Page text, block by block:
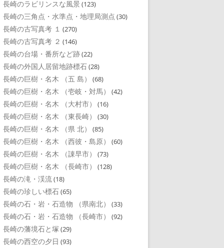
長崎のラビリンスな風景 (123)
長崎の三角点・水準点・地理局測点 (30)
長崎の古写真考 １ (270)
長崎の古写真考 ２ (146)
長崎の台場・番所など跡(22)
長崎の外国人居留地跡標石(28)
長崎の巨樹・名木 （五 島） (68)
長崎の巨樹・名木 （壱岐・対馬） (42)
長崎の巨樹・名木 （大村市） (16)
長崎の巨樹・名木 （東長崎） (30)
長崎の巨樹・名木 （県 北） (85)
長崎の巨樹・名木 （西彼・島原） (60)
長崎の巨樹・名木 （諌早市） (73)
長崎の巨樹・名木 （長崎市） (128)
長崎の滝・渓流(18)
長崎の珍しい標石(65)
長崎の石・岩・石造物 （県南北） (33)
長崎の石・岩・石造物 （長崎市） (92)
長崎の藩境石と塚 (29)
長崎の西空の夕日 (93)